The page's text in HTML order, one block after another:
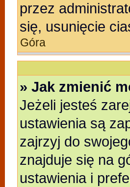
przez
się, usunięcie
Góra
» Jak zmienić
Jeżeli jesteś
ustawienia są
zajrzyj do
znajduje się na
ustawienia i